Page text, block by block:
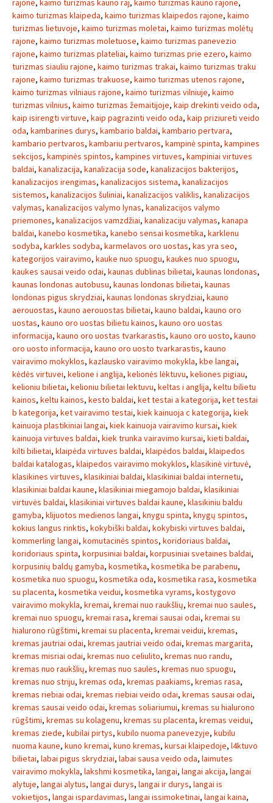
rajone, kaimo turizmas kauno raj, kaimo turizmas kauno rajone,
kaimo turizmas klaipeda, kaimo turizmas klaipedos rajone, kaimo
turizmas lietuvoje, kaimo turizmas moletai, kaimo turizmas molėtų
rajone, kaimo turizmas moletuose, kaimo turizmas panevezio
rajone, kaimo turizmas plateliai, kaimo turizmas prie ezero, kaimo
turizmas siauliu rajone, kaimo turizmas trakai, kaimo turizmas traku
rajone, kaimo turizmas trakuose, kaimo turizmas utenos rajone,
kaimo turizmas vilniaus rajone, kaimo turizmas vilniuje, kaimo
turizmas vilnius, kaimo turizmas žemaitijoje, kaip drekinti veido oda,
kaip isirengti virtuve, kaip pagrazinti veido oda, kaip priziureti veido
oda, kambarines durys, kambario baldai, kambario pertvara,
kambario pertvaros, kambariu pertvaros, kampinė spinta, kampines
sekcijos, kampinės spintos, kampines virtuves, kampiniai virtuves
baldai, kanalizacija, kanalizacija sode, kanalizacijos bakterijos,
kanalizacijos irengimas, kanalizacijos sistema, kanalizacijos
sistemos, kanalizacijos šuliniai, kanalizacijos valiklis, kanalizacijos
valymas, kanalizacijos valymo lynas, kanalizacijos valymo
priemones, kanalizacijos vamzdžiai, kanalizaciju valymas, kanapa
baldai, kanebo kosmetika, kanebo sensai kosmetika, karklenu
sodyba, karkles sodyba, karmelavos oro uostas, kas yra seo,
kategorijos vairavimo, kauke nuo spuogu, kaukes nuo spuogu,
kaukes sausai veido odai, kaunas dublinas bilietai, kaunas londonas,
kaunas londonas autobusu, kaunas londonas bilietai, kaunas
londonas pigus skrydziai, kaunas londonas skrydziai, kauno
aerouostas, kauno aerouostas bilietai, kauno baldai, kauno oro
uostas, kauno oro uostas bilietu kainos, kauno oro uostas
informacija, kauno oro uostas tvarkarastis, kauno oro uosto, kauno
oro uosto informacija, kauno oro uosto tvarkarastis, kauno
vairavimo mokyklos, kazlausko vairavimo mokykla, kbe langai,
kėdės virtuvei, kelione i anglija, kelionės lėktuvu, keliones pigiau,
kelioniu bilietai, kelioniu bilietai lektuvu, keltas i anglija, keltu bilietu
kainos, keltu kainos, kesto baldai, ket testai a kategorija, ket testai
b kategorija, ket vairavimo testai, kiek kainuoja c kategorija, kiek
kainuoja plastikiniai langai, kiek kainuoja vairavimo kursai, kiek
kainuoja virtuves baldai, kiek trunka vairavimo kursai, kieti baldai,
kilti bilietai, klaipėda virtuves baldai, klaipėdos baldai, klaipedos
baldai katalogas, klaipedos vairavimo mokyklos, klasikinė virtuvė,
klasikines virtuves, klasikiniai baldai, klasikiniai baldai internetu,
klasikiniai baldai kaune, klasikiniai miegamojo baldai, klasikiniai
virtuvės baldai, klasikiniai virtuves baldai kaune, klasikiniu baldu
gamyba, klijuotos medienos langai, knygu spinta, knygų spintos,
kokius langus rinktis, kokybiški baldai, kokybiski virtuves baldai,
kommerling langai, komutacinės spintos, koridoriaus baldai,
koridoriaus spinta, korpusiniai baldai, korpusiniai svetaines baldai,
korpusinių baldų gamyba, kosmetika, kosmetika be parabenu,
kosmetika nuo spuogu, kosmetika oda, kosmetika rasa, kosmetika
su placenta, kosmetika veidui, kosmetika vyrams, kostygovo
vairavimo mokykla, kremai, kremai nuo raukšlių, kremai nuo saules,
kremai nuo spuogu, kremai rasa, kremai sausai odai, kremai su
hialurono rūgštimi, kremai su placenta, kremai veidui, kremas,
kremas jautriai odai, kremas jautriai veido odai, kremas margarita,
kremas misriai odai, kremas nuo celiulito, kremas nuo randu,
kremas nuo raukšlių, kremas nuo saules, kremas nuo spuogu,
kremas nuo striju, kremas oda, kremas paakiams, kremas rasa,
kremas riebiai odai, kremas riebiai veido odai, kremas sausai odai,
kremas sausai veido odai, kremas soliariumui, kremas su hialurono
rūgštimi, kremas su kolagenu, kremas su placenta, kremas veidui,
kremas ziede, kubilai pirtys, kubilo nuoma panevezyje, kubilu
nuoma kaune, kuno kremai, kuno kremas, kursai klaipedoje, l4ktuvo
bilietai, labai pigus skrydziai, labai sausa veido oda, laimutes
vairavimo mokykla, lakshmi kosmetika, langai, langai akcija, langai
alytuje, langai alytus, langai durys, langai ir durys, langai is
vokietijos, langai ispardavimas, langai issimoketinai, langai kaina,